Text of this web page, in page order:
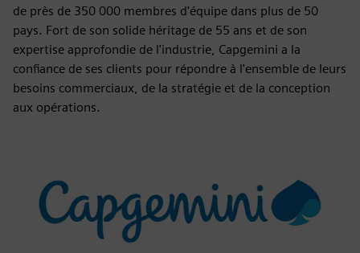
de près de 350 000 membres d'équipe dans plus de 50
pays. Fort de son solide héritage de 55 ans et de son
expertise approfondie de l'industrie, Capgemini a la
confiance de ses clients pour répondre à l'ensemble de leurs
besoins commerciaux, de la stratégie et de la conception
aux opérations.